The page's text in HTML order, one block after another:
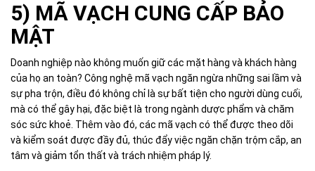
5) MÃ VẠCH CUNG CẤP BẢO
MẬT
Doanh nghiệp nào không muốn giữ các mặt hàng và khách hàng
của họ an toàn? Công nghệ mã vạch ngăn ngừa những sai lầm và
sự pha trộn, điều đó không chỉ là sự bất tiện cho người dùng cuối,
mà có thể gây hại, đặc biệt là trong ngành dược phẩm và chăm
sóc sức khoẻ. Thêm vào đó, các mã vạch có thể được theo dõi
và kiểm soát được đầy đủ, thúc đẩy việc ngăn chặn trộm cắp, an
tâm và giảm tổn thất và trách nhiệm pháp lý.